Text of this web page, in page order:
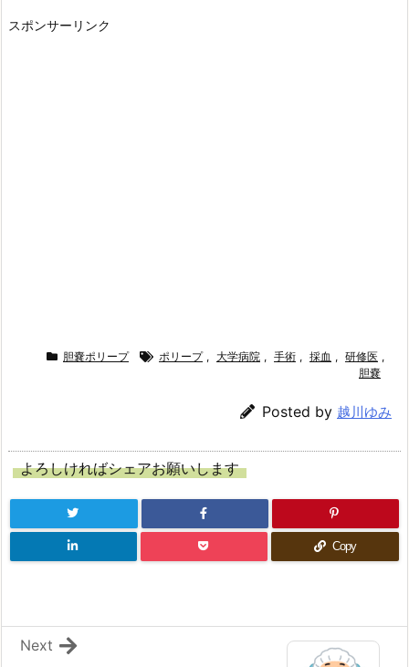
スポンサーリンク
胆嚢ポリープ ポリープ , 大学病院 , 手術 , 採血 , 研修医 ,
胆嚢
Posted by 越川ゆみ
よろしければシェアお願いします
Copy
Next